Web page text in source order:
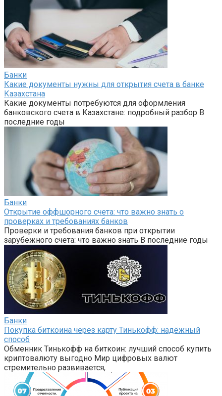
Банки
Какие документы нужны для открытия счета в банке
Казахстана
Какие документы потребуются для оформления
банковского счета в Казахстане: подробный разбор В
последние годы
Банки
Открытие оффшорного счета: что важно знать о
проверках и требованиях банков
Проверки и требования банков при открытии
зарубежного счета: что важно знать В последние годы
Банки
Покупка биткоина через карту Тинькофф: надёжный
способ
Обменник Тинькофф на биткоин: лучший способ купить
криптовалюту выгодно Мир цифровых валют
стремительно развивается,